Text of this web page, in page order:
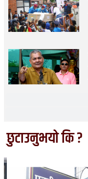
छुटाउनुभयो कि ?